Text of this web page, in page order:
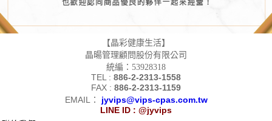
【晶彩健康生活】
晶暘管理顧問股份有限公司
統編：53928318
TEL : 886-2-2313-1558
FAX : 886-2-2313-1159
EMAIL：
jyvips@vips-cpas.com.tw
LINE ID : @jyvips